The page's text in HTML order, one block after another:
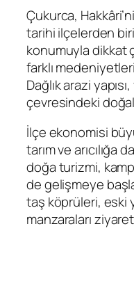
Çukurca,
tarihi ilçelerden
konumuyla dikkat
farklı
Dağlık arazi
çevresindeki
İlçe ekonomisi
tarım ve arıcılığa
doğa turizmi,
de gelişmeye
taş köprüleri, eski
manzaraları